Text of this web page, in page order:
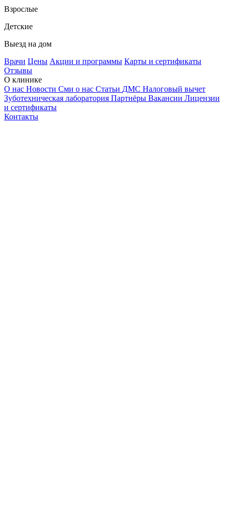
Взрослые
Детские
Выезд на дом
Врачи Цены Акции и программы Карты и сертификаты
Отзывы
О клинике
О нас Новости Сми о нас Статьи ДМС Налоговый вычет
Зуботехническая лаборатория Партнёры Вакансии Лицензии
и сертификаты
Контакты